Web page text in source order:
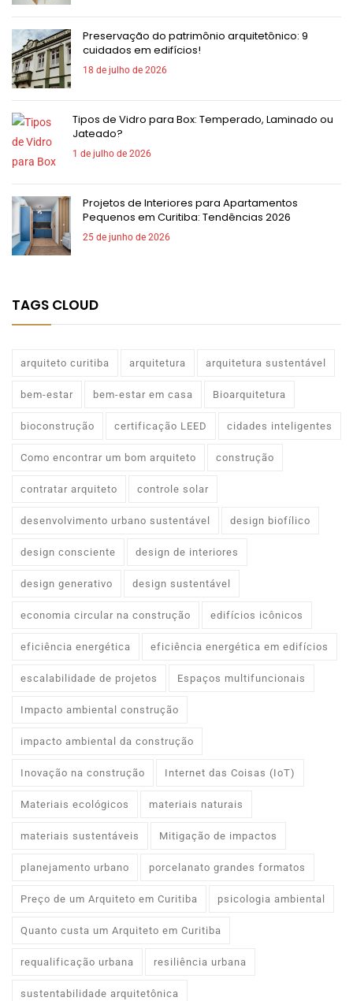
Preservação do patrimônio arquitetônico: 9
cuidados em edifícios!
18 de julho de 2026
Tipos de Vidro para Box: Temperado, Laminado ou
Jateado?
1 de julho de 2026
Projetos de Interiores para Apartamentos
Pequenos em Curitiba: Tendências 2026
25 de junho de 2026
TAGS CLOUD
arquiteto curitiba arquitetura arquitetura sustentável
bem-estar bem-estar em casa Bioarquitetura
bioconstrução certificação LEED cidades inteligentes
Como encontrar um bom arquiteto construção
contratar arquiteto controle solar
desenvolvimento urbano sustentável design biofílico
design consciente design de interiores
design generativo design sustentável
economia circular na construção edifícios icônicos
eficiência energética eficiência energética em edifícios
escalabilidade de projetos Espaços multifuncionais
Impacto ambiental construção
impacto ambiental da construção
Inovação na construção Internet das Coisas (IoT)
Materiais ecológicos materiais naturais
materiais sustentáveis Mitigação de impactos
planejamento urbano porcelanato grandes formatos
Preço de um Arquiteto em Curitiba psicologia ambiental
Quanto custa um Arquiteto em Curitiba
requalificação urbana resiliência urbana
sustentabilidade arquitetônica